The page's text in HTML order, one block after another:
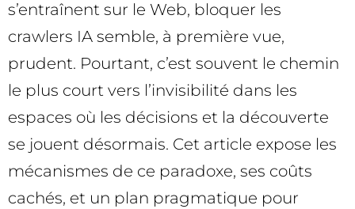
s’entraînent sur le Web, bloquer les
crawlers IA semble, à première vue,
prudent. Pourtant, c’est souvent le chemin
le plus court vers l’invisibilité dans les
espaces où les décisions et la découverte
se jouent désormais. Cet article expose les
mécanismes de ce paradoxe, ses coûts
cachés, et un plan pragmatique pour